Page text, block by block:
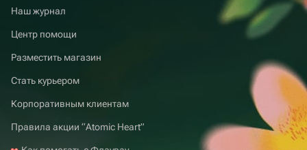
Наш журнал
Центр помощи
Разместить магазин
Стать курьером
Корпоративным клиентам
Правила акции “Atomic Heart”